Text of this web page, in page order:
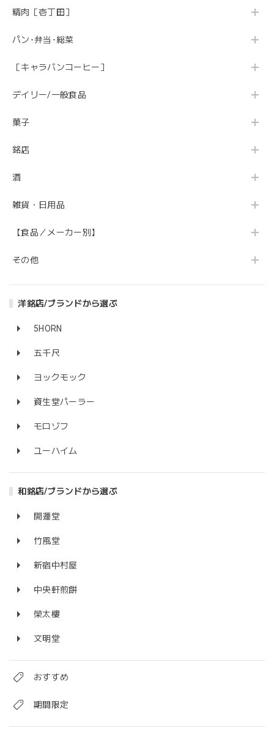
精肉［壱丁田］
パン･弁当･総菜
［キャラバンコーヒー］
デイリー/一般食品
菓子
銘店
酒
雑貨・日用品
【食品／メーカー別】
その他
洋銘店/ブランドから選ぶ
5HORN
五千尺
ヨックモック
資生堂パーラー
モロゾフ
ユーハイム
和銘店/ブランドから選ぶ
開運堂
竹風堂
新宿中村屋
中央軒煎餅
榮太樓
文明堂
おすすめ
期間限定